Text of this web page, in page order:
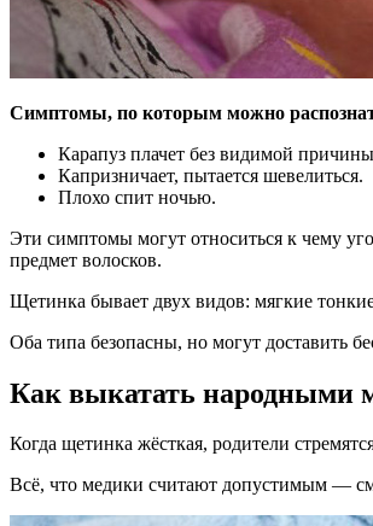
Симптомы, по которым можно
Карапуз плачет без видимой
Капризничает, пытается шевелиться.
Плохо спит ночью.
Эти симптомы могут относиться к чему
предмет волосков.
Щетинка бывает двух видов: мягкие
Оба типа безопасны, но могут доставить
Как выкатать народными
Когда щетинка жёсткая, родители
Всё, что медики считают допустимым —